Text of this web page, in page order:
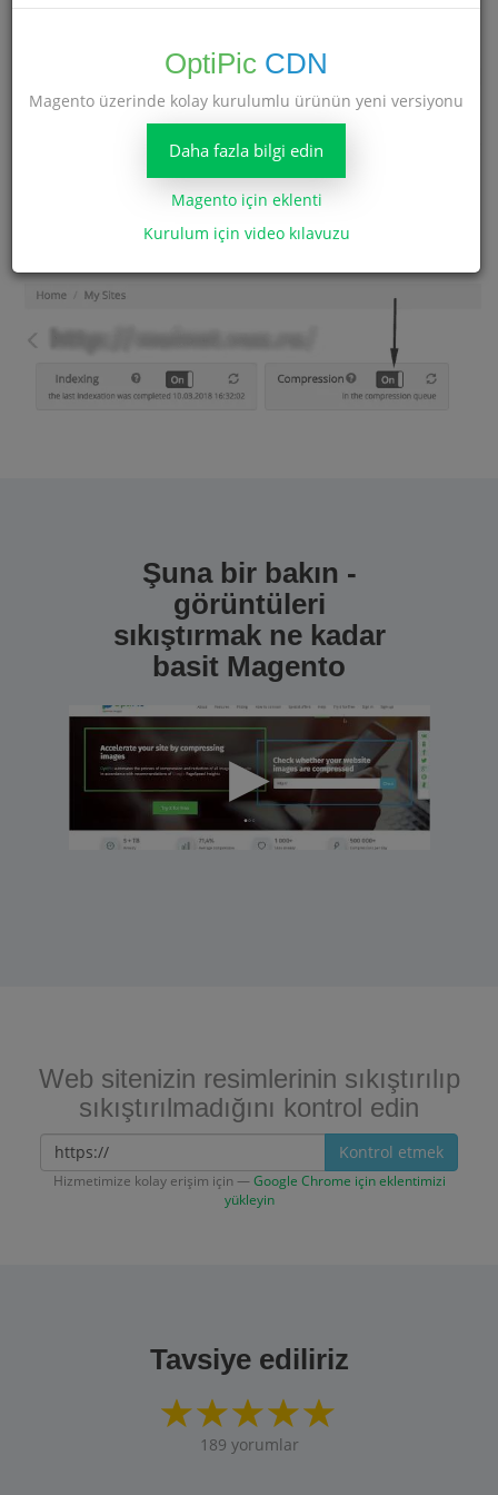
ihtiyacınız olan paketi satın alınve başlayın site ayarlarında
Şuna bir bakın -
görüntüleri
sıkıştırmak ne kadar
basit Magento
Web sitenizin resimlerinin sıkıştırılıp
sıkıştırılmadığını kontrol edin
Kontrol etmek
Hizmetimize kolay erişim için —Google Chrome için eklentimizi
yükleyin
Tavsiye ediliriz
189 yorumlar
OptiPic CDN
Magento üzerinde kolay kurulumlu ürünün yeni versiyonu
Daha fazla bilgi edin
Magento için eklenti
Kurulum için video kılavuzu